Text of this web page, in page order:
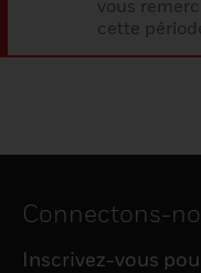
vous
cette
Connectons-
Inscrivez-vous